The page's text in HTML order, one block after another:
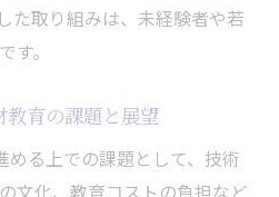
た取り組みは、未経験者や若
す。
育の課題と展望
る上での課題として、技術